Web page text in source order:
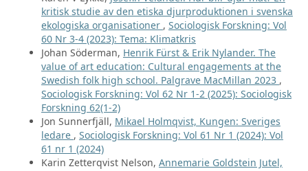
kritisk studie av den etiska djurproduktionen i svenska
ekologiska organisationer , Sociologisk Forskning: Vol
60 Nr 3-4 (2023): Tema: Klimatkris
Johan Söderman, Henrik Fürst & Erik Nylander. The
value of art education: Cultural engagements at the
Swedish folk high school. Palgrave MacMillan 2023 ,
Sociologisk Forskning: Vol 62 Nr 1-2 (2025): Sociologisk
Forskning 62(1-2)
Jon Sunnerfjäll, Mikael Holmqvist, Kungen: Sveriges
ledare , Sociologisk Forskning: Vol 61 Nr 1 (2024): Vol
61 nr 1 (2024)
Karin Zetterqvist Nelson, Annemarie Goldstein Jutel,